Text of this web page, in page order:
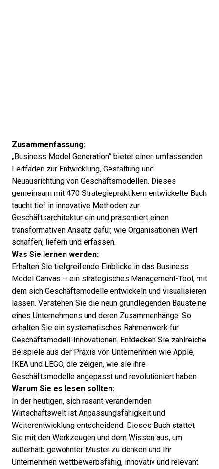
Zusammenfassung:
„Business Model Generation“ bietet einen umfassenden
Leitfaden zur Entwicklung, Gestaltung und
Neuausrichtung von Geschäftsmodellen. Dieses
gemeinsam mit 470 Strategiepraktikern entwickelte Buch
taucht tief in innovative Methoden zur
Geschäftsarchitektur ein und präsentiert einen
transformativen Ansatz dafür, wie Organisationen Wert
schaffen, liefern und erfassen.
Was Sie lernen werden:
Erhalten Sie tiefgreifende Einblicke in das Business
Model Canvas – ein strategisches Management-Tool, mit
dem sich Geschäftsmodelle entwickeln und visualisieren
lassen. Verstehen Sie die neun grundlegenden Bausteine
eines Unternehmens und deren Zusammenhänge. So
erhalten Sie ein systematisches Rahmenwerk für
Geschäftsmodell-Innovationen. Entdecken Sie zahlreiche
Beispiele aus der Praxis von Unternehmen wie Apple,
IKEA und LEGO, die zeigen, wie sie ihre
Geschäftsmodelle angepasst und revolutioniert haben.
Warum Sie es lesen sollten:
In der heutigen, sich rasant verändernden
Wirtschaftswelt ist Anpassungsfähigkeit und
Weiterentwicklung entscheidend. Dieses Buch stattet
Sie mit den Werkzeugen und dem Wissen aus, um
außerhalb gewohnter Muster zu denken und Ihr
Unternehmen wettbewerbsfähig, innovativ und relevant